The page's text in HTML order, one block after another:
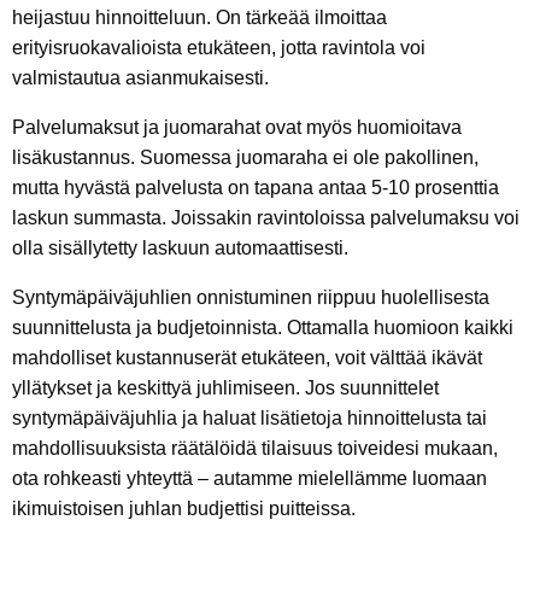
heijastuu hinnoitteluun. On tärkeää ilmoittaa
erityisruokavalioista etukäteen, jotta ravintola voi
valmistautua asianmukaisesti.
Palvelumaksut ja juomarahat ovat myös huomioitava
lisäkustannus. Suomessa juomaraha ei ole pakollinen,
mutta hyvästä palvelusta on tapana antaa 5-10 prosenttia
laskun summasta. Joissakin ravintoloissa palvelumaksu voi
olla sisällytetty laskuun automaattisesti.
Syntymäpäiväjuhlien onnistuminen riippuu huolellisesta
suunnittelusta ja budjetoinnista. Ottamalla huomioon kaikki
mahdolliset kustannuserät etukäteen, voit välttää ikävät
yllätykset ja keskittyä juhlimiseen. Jos suunnittelet
syntymäpäiväjuhlia ja haluat lisätietoja hinnoittelusta tai
mahdollisuuksista räätälöidä tilaisuus toiveidesi mukaan,
ota rohkeasti yhteyttä – autamme mielellämme luomaan
ikimuistoisen juhlan budjettisi puitteissa.